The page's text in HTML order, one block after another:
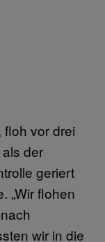
vor drei
der
geriert
„Wir flohen
wir in die